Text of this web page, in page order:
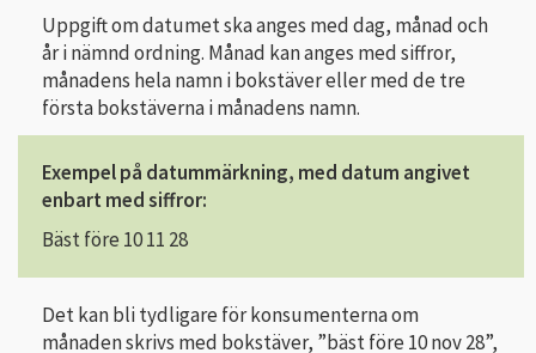
Uppgift om datumet ska anges med dag, månad och
år i nämnd ordning. Månad kan anges med siffror,
månadens hela namn i bokstäver eller med de tre
första bokstäverna i månadens namn.
Exempel på datummärkning, med datum angivet
enbart med siffror:
Bäst före 10 11 28
Det kan bli tydligare för konsumenterna om
månaden skrivs med bokstäver, ”bäst före 10 nov 28”,